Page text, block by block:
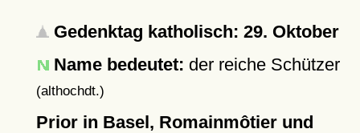
Gedenktag katholisch: 29. Oktober
Name bedeutet: der reiche Schützer
(althochdt.)
Prior in Basel, Romainmôtier und